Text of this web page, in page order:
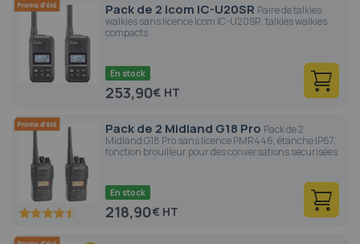
Pack de 2 Icom IC-U20SR Paire de talkies
walkies sans licence Icom IC-U20SR, talkies walkies
compacts
En stock
253,90€
Pack de 2 Midland G18 Pro Pack de 2
Midland G18 Pro sans licence PMR446, étanche IP67,
fonction brouilleur pour des conversations sécurisées
88.8 100
En stock
218,90€